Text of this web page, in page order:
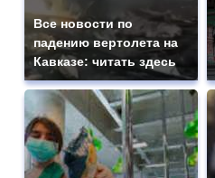
Все новости по
падению вертолета на
Кавказе: читать здесь